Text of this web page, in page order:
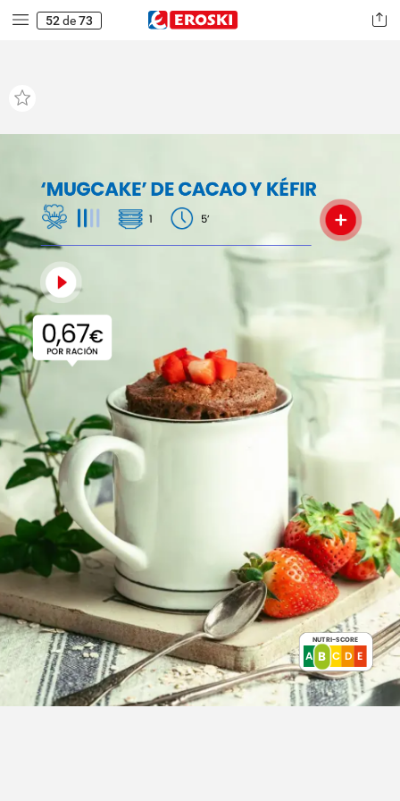
52de73
A B D E
C
NUTRI-SCORE
B
‘MUGCAKE’DECACAOY KÉFIR
5’
1
0,67€
POR RACIÓN